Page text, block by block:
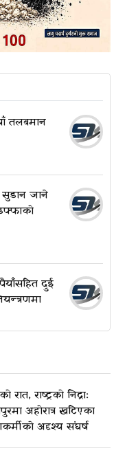
तलबमान
सुडान जाने
दुई
रात, राष्ट्रको निद्रा:
अहोरात्र खटिएका
अदृश्य संघर्ष